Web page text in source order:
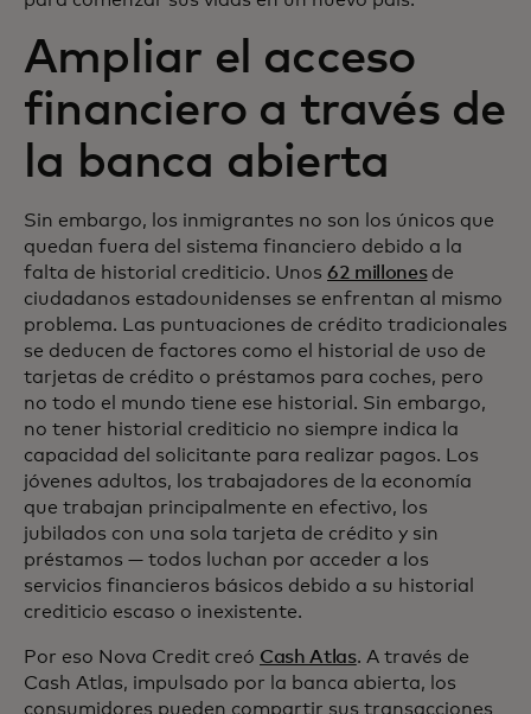
Ampliar el acceso
financiero a través de
la banca abierta
Sin embargo, los inmigrantes no son los únicos que
quedan fuera del sistema financiero debido a la
falta de historial crediticio. Unos 62 millonesde
ciudadanos estadounidenses se enfrentan al mismo
problema. Las puntuaciones de crédito tradicionales
se deducen de factores como el historial de uso de
tarjetas de crédito o préstamos para coches, pero
no todo el mundo tiene ese historial. Sin embargo,
no tener historial crediticio no siempre indica la
capacidad del solicitante para realizar pagos. Los
jóvenes adultos, los trabajadores de la economía
que trabajan principalmente en efectivo, los
jubilados con una sola tarjeta de crédito y sin
préstamos — todos luchan por acceder a los
servicios financieros básicos debido a su historial
crediticio escaso o inexistente.
Por eso Nova Credit creó Cash Atlas. A través de
Cash Atlas, impulsado por la banca abierta, los
consumidores pueden compartir sus transacciones